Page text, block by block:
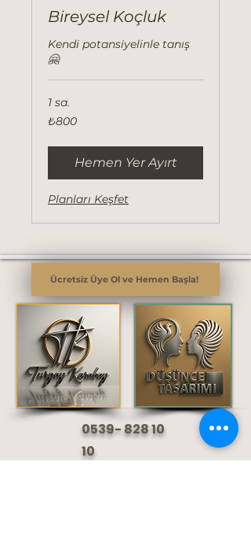
Bireysel Koçluk
Kendi potansiyelinle tanış
🤗
1 sa.
₺800
Türk
₺800
Hemen Yer Ayırt
Planları Keşfet
Ücretsiz Üye Ol ve Hemen Başla!
0539- 828 10
10